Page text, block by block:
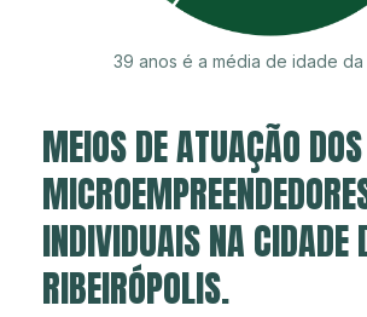
39 anos é a média de idade
MEIOS DE ATUAÇÃO DOS
INDIVIDUAIS NA CIDADE
RIBEIRÓPOLIS.